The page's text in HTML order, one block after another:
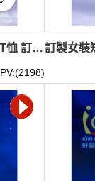
設計韓版辣妹網紗連體T恤 訂製女春夏季黑色長袖 半高領打底衫 內搭短上衣 潮流時尚上衣 高腰牛仔百褶裙 美式復古 A字短裙 Y2K T533
PV:(2198)